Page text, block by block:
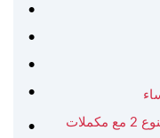
دراسة حالة: إدارة مرض السكري من النوع 2 مع مكملات